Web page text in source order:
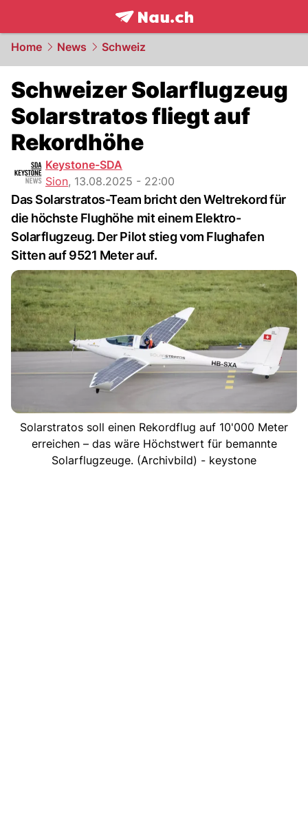
frontpage.NAU.ch
Home News Schweiz
Schweizer Solarflugzeug
Solarstratos fliegt auf
Rekordhöhe
Keystone-SDA
Sion, 13.08.2025 - 22:00
Das Solarstratos-Team bricht den Weltrekord für
die höchste Flughöhe mit einem Elektro-
Solarflugzeug. Der Pilot stieg vom Flughafen
Sitten auf 9521 Meter auf.
Solarstratos soll einen Rekordflug auf 10'000 Meter
erreichen – das wäre Höchstwert für bemannte
Solarflugzeuge. (Archivbild) - keystone